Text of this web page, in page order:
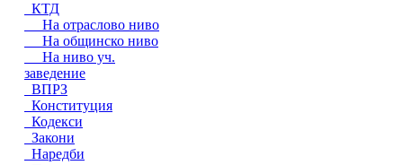
КТД
На отраслово ниво
На общинско ниво
На ниво уч.
заведение
ВПРЗ
Конституция
Кодекси
Закони
Наредби